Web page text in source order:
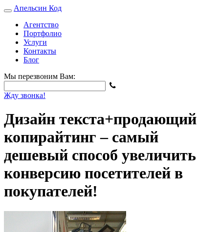
Апельсин Код
Агентство
Портфолио
Услуги
Контакты
Блог
Мы перезвоним Вам:
Жду звонка!
Дизайн текста+продающий
копирайтинг – самый
дешевый способ увеличить
конверсию посетителей в
покупателей!